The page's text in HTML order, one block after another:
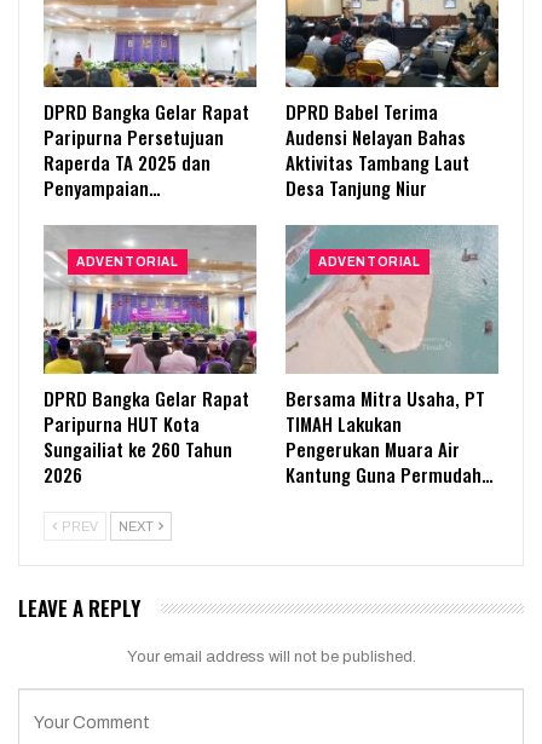
DPRD Bangka Gelar Rapat
Paripurna Persetujuan
Raperda TA 2025 dan
Penyampaian…
DPRD Babel Terima
Audensi Nelayan Bahas
Aktivitas Tambang Laut
Desa Tanjung Niur
ADVENTORIAL
DPRD Bangka Gelar Rapat
Paripurna HUT Kota
Sungailiat ke 260 Tahun
2026
ADVENTORIAL
Bersama Mitra Usaha, PT
TIMAH Lakukan
Pengerukan Muara Air
Kantung Guna Permudah…
PREV NEXT
LEAVE A REPLY
Your email address will not be published.